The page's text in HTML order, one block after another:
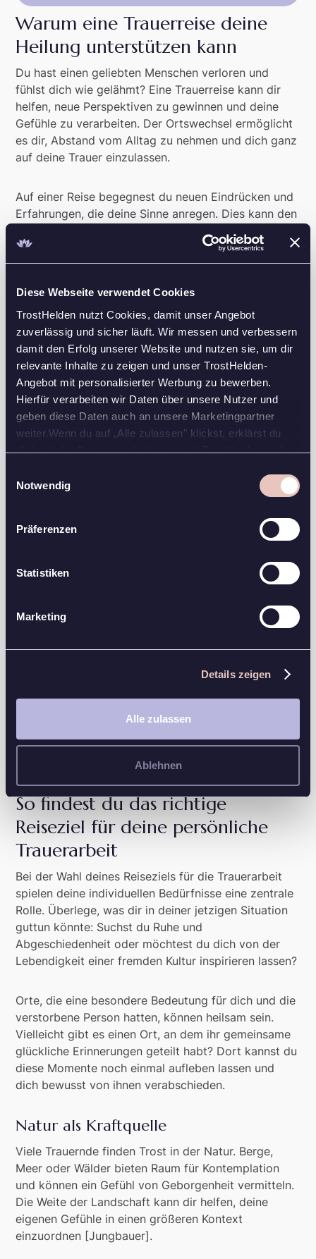
Diese Webseite verwendet Cookies
TrostHelden nutzt Cookies, damit unser Angebot
zuverlässig und sicher läuft. Wir messen und verbessern
damit den Erfolg unserer Website und nutzen sie, um dir
relevante Inhalte zu zeigen und unser TrostHelden-
Angebot mit personalisierter Werbung zu bewerben.
Hierfür verarbeiten wir Daten über unsere Nutzer und
geben diese Daten auch an unsere Marketingpartner
weiter.Wenn du auf „Alle zulassen" klickst, erklärst du
dich mit der Datenverarbeitung durch TrostHelden und
zustimmen oder das Setzen der Cookies einschränken
möchtest, klicke auf „Ablehnen". Du kannst deine Wahl
Notwendig
Präferenzen
Statistiken
Marketing
Details zeigen
Alle zulassen
Ablehnen
Warum eine Trauerreise deine
Heilung unterstützen kann
Du hast einen geliebten Menschen verloren und
fühlst dich wie gelähmt? Eine Trauerreise kann dir
helfen, neue Perspektiven zu gewinnen und deine
Gefühle zu verarbeiten. Der Ortswechsel ermöglicht
es dir, Abstand vom Alltag zu nehmen und dich ganz
auf deine Trauer einzulassen.
Auf einer Reise begegnest du neuen Eindrücken und
Erfahrungen, die deine Sinne anregen. Dies kann den
aus festgefahrenen Gedankenmustern auszubrechen.
Die veränderte Umgebung bietet Raum für Reflexion
bringen [Kast].
Gleichzeitig ermöglicht dir eine Trauerreise, dich
selbst neu zu entdecken. Fern von gewohnten Rollen
und Erwartungen kannst du dich auf deine innere
Stimme konzentrieren. Dies fördert die
Selbstfindung und hilft dir, deine Identität nach dem
Verlust neu zu definieren.
Besonders Reisen in die Natur können tröstend
Meeres oder die Stille der Berge vermitteln ein
einen größeren Zusammenhang einzuordnen und
Eine Trauerreise bietet dir auch die Möglichkeit, dich
mit anderen Kulturen und deren Umgang mit Tod und
Sichtweise erweitern und dir neue Wege im
Trauerprozess aufzeigen. Du erkennst, dass du mit
deinem Schmerz nicht allein bist und es vielfältige
So findest du das richtige
Reiseziel für deine persönliche
Trauerarbeit
Bei der Wahl deines Reiseziels für die Trauerarbeit
spielen deine individuellen Bedürfnisse eine zentrale
Rolle. Überlege, was dir in deiner jetzigen Situation
guttun könnte: Suchst du Ruhe und
Abgeschiedenheit oder möchtest du dich von der
Lebendigkeit einer fremden Kultur inspirieren lassen?
Orte, die eine besondere Bedeutung für dich und die
verstorbene Person hatten, können heilsam sein.
Vielleicht gibt es einen Ort, an dem ihr gemeinsame
glückliche Erinnerungen geteilt habt? Dort kannst du
diese Momente noch einmal aufleben lassen und
dich bewusst von ihnen verabschieden.
Natur als Kraftquelle
Viele Trauernde finden Trost in der Natur. Berge,
Meer oder Wälder bieten Raum für Kontemplation
und können ein Gefühl von Geborgenheit vermitteln.
Die Weite der Landschaft kann dir helfen, deine
eigenen Gefühle in einen größeren Kontext
einzuordnen [Jungbauer].